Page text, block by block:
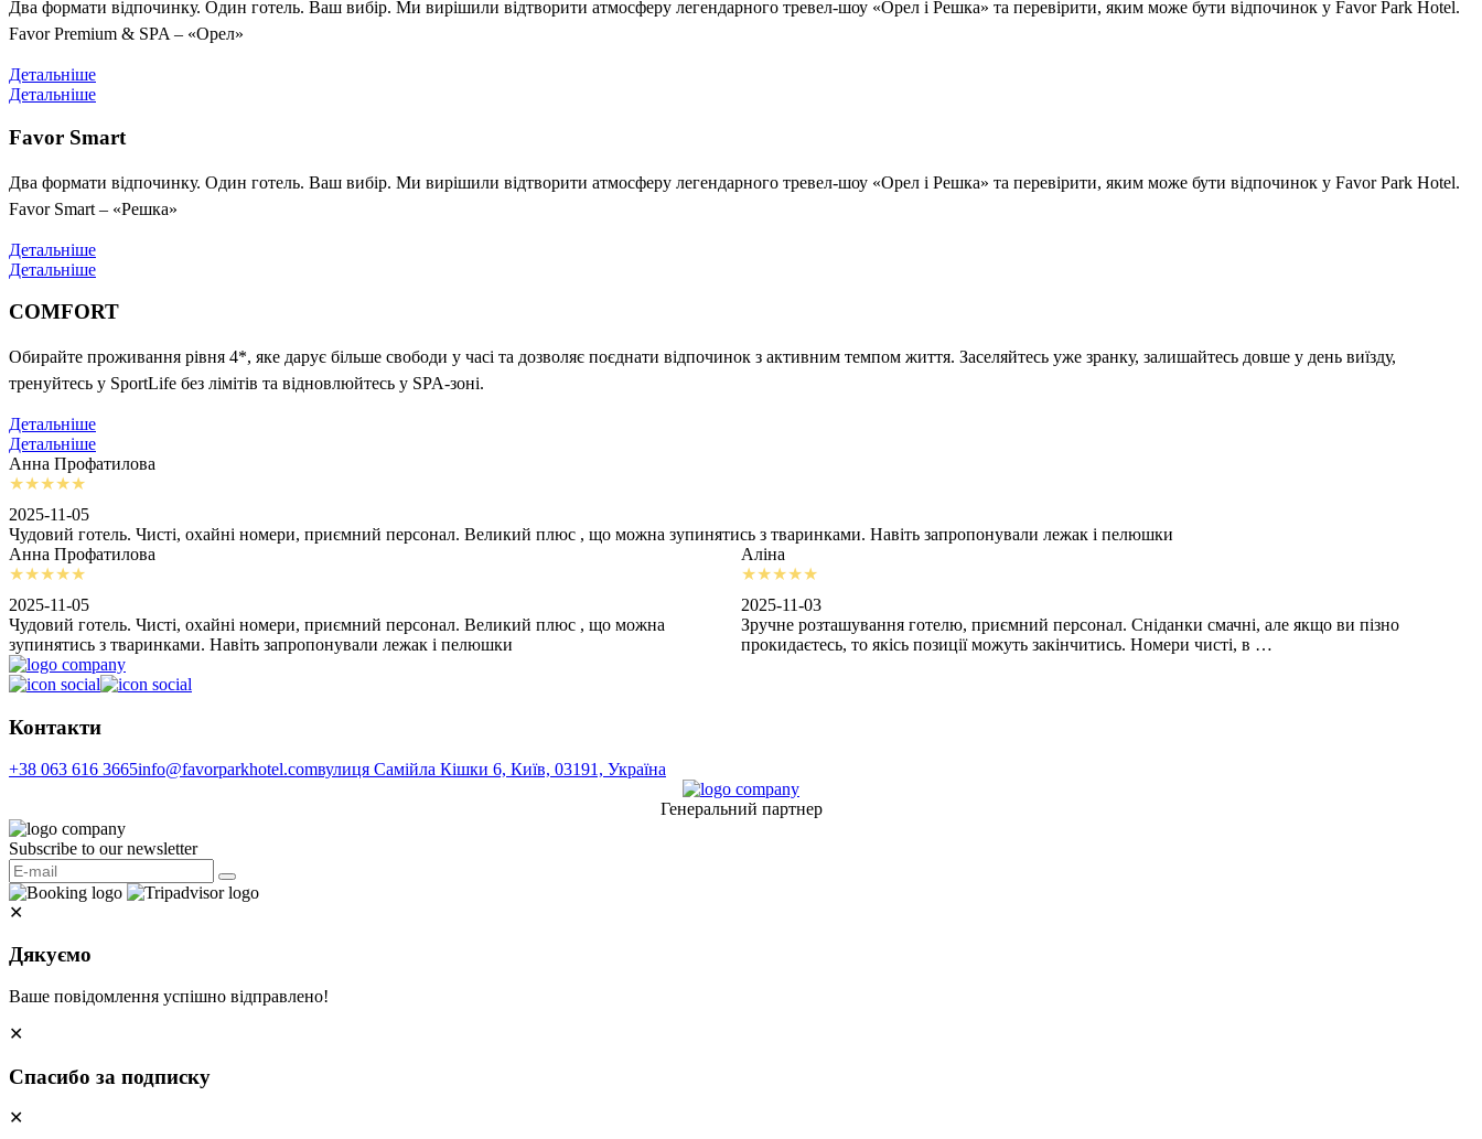
Два формати відпочинку. Один готель. Ваш вибір. Ми вирішили відтворити атмосферу легендарного тревел-шоу «Орел і Решка» та перевірити, яким може бути відпочинок у Favor Park Hotel.
Favor Premium & SPA – «Орел»
Детальніше
Детальніше
Favor Smart
Два формати відпочинку. Один готель. Ваш вибір. Ми вирішили відтворити атмосферу легендарного тревел-шоу «Орел і Решка» та перевірити, яким може бути відпочинок у Favor Park Hotel.
Favor Smart – «Решка»
Детальніше
Детальніше
COMFORT
Обирайте проживання рівня 4*, яке дарує більше свободи у часі та дозволяє поєднати відпочинок з активним темпом життя. Заселяйтесь уже зранку, залишайтесь довше у день виїзду,
тренуйтесь у SportLife без лімітів та відновлюйтесь у SPA-зоні.
Детальніше
Детальніше
Анна Профатилова
2025-11-05
Чудовий готель. Чисті, охайні номери, приємний персонал. Великий плюс , що можна зупинятись з тваринками. Навіть запропонували лежак і пелюшки
Анна Профатилова
2025-11-05
Чудовий готель. Чисті, охайні номери, приємний персонал. Великий плюс , що можна
зупинятись з тваринками. Навіть запропонували лежак і пелюшки
Аліна
2025-11-03
Зручне розташування готелю, приємний персонал. Сніданки смачні, але якщо ви пізно
прокидаєтесь, то якісь позиції можуть закінчитись. Номери чисті, в …
Контакти
+38 063 616 3665info@favorparkhotel.comвулиця Самійла Кішки 6, Київ, 03191, Україна
Генеральний партнер
Subscribe to our newsletter
✕
Дякуємо
Ваше повідомлення успішно відправлено!
✕
Спасибо за подписку
✕